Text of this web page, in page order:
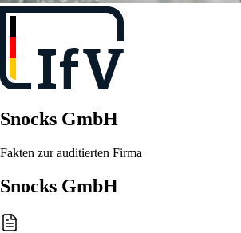
Snocks GmbH
Fakten zur auditierten Firma
Snocks GmbH